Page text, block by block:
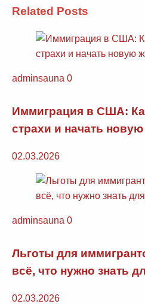
Related Posts
adminsauna 0
Иммиграция в США:
страхи и начать
02.03.2026
adminsauna 0
Льготы для
всё, что нужно знать
02.03.2026